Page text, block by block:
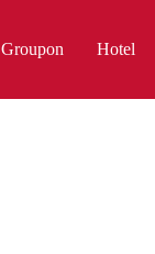
Groupon Hotel